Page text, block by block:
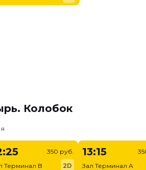
Колобок
Терминал B
350 руб.
2D
13:15
Зал Терминал A